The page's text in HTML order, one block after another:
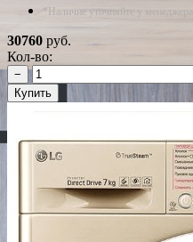
*Наличие уточняйте у менеджера
30760 руб.
Кол-во:
−
Купить